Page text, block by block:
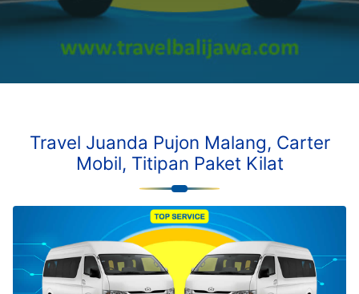
Travel Juanda Pujon Malang, Carter
Mobil, Titipan Paket Kilat